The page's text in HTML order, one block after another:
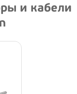
и кабели